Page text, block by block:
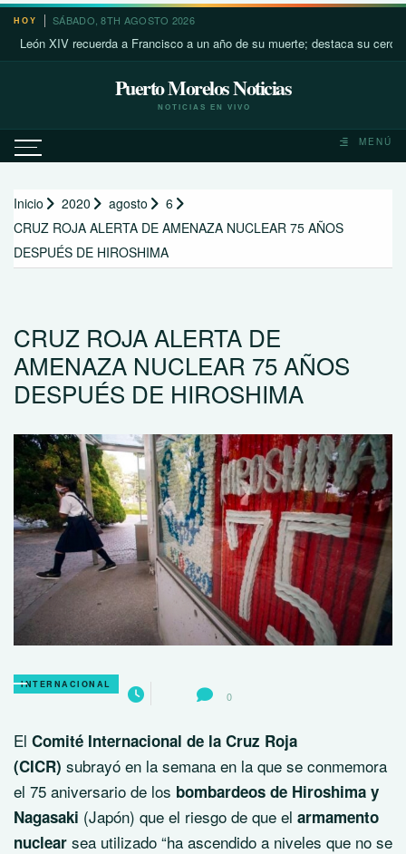
Saltar
contenido
HOY SÁBADO, 8TH AGOSTO 2026
XIV recuerda a Francisco a un año de su muerte; destaca su cercanía
Puerto Morelos Noticias
NOTICIAS EN VIVO
MENÚ
Inicio 2020 agosto
6
CRUZ ROJA ALERTA DE AMENAZA NUCLEAR 75 AÑOS
DESPUÉS DE HIROSHIMA
CRUZ ROJA ALERTA DE
AMENAZA NUCLEAR 75 AÑOS
DESPUÉS DE HIROSHIMA
INTERNACIONAL
0
El Comité Internacional de la Cruz Roja
(CICR) subrayó en la semana en la que se conmemora
el 75 aniversario de los bombardeos de Hiroshima y
Nagasaki (Japón) que el riesgo de que el armamento
nuclear sea utilizado “ha ascendido a niveles que no se